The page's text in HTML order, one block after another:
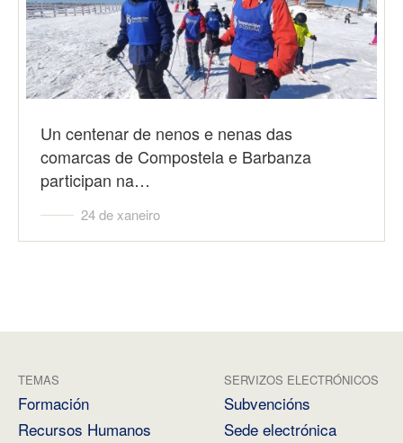
Un centenar de nenos e nenas das
comarcas de Compostela e Barbanza
participan na…
24 de xaneiro
TEMAS
Formación
Recursos Humanos
SERVIZOS ELECTRÓNICOS
Subvencións
Sede electrónica